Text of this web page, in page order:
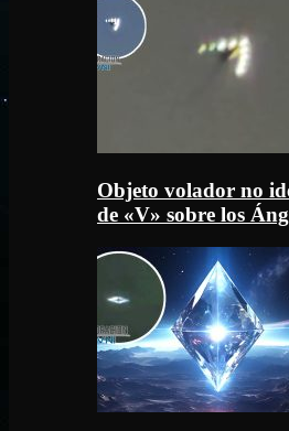
Objeto volador no
de «V» sobre los